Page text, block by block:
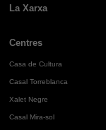
La Xarxa
Centres
Casa de Cultura
Casal Torreblanca
Xalet Negre
Casal Mira-sol